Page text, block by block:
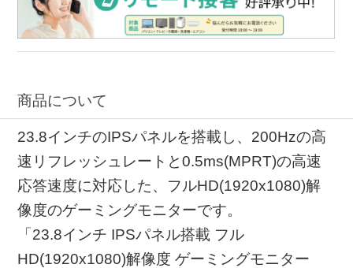
商品について
23.8インチのIPSパネルを搭載し、200Hzの高
速リフレッシュレートと0.5ms(MPRT)の高速
応答速度に対応した、フルHD(1920x1080)解
像度のゲーミングモニターです。
「23.8インチ IPSパネル搭載 フル
HD(1920x1080)解像度 ゲーミングモニター